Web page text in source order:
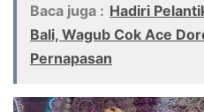
Baca juga : Hadiri
Bali, Wagub Cok Ace
Pernapasan